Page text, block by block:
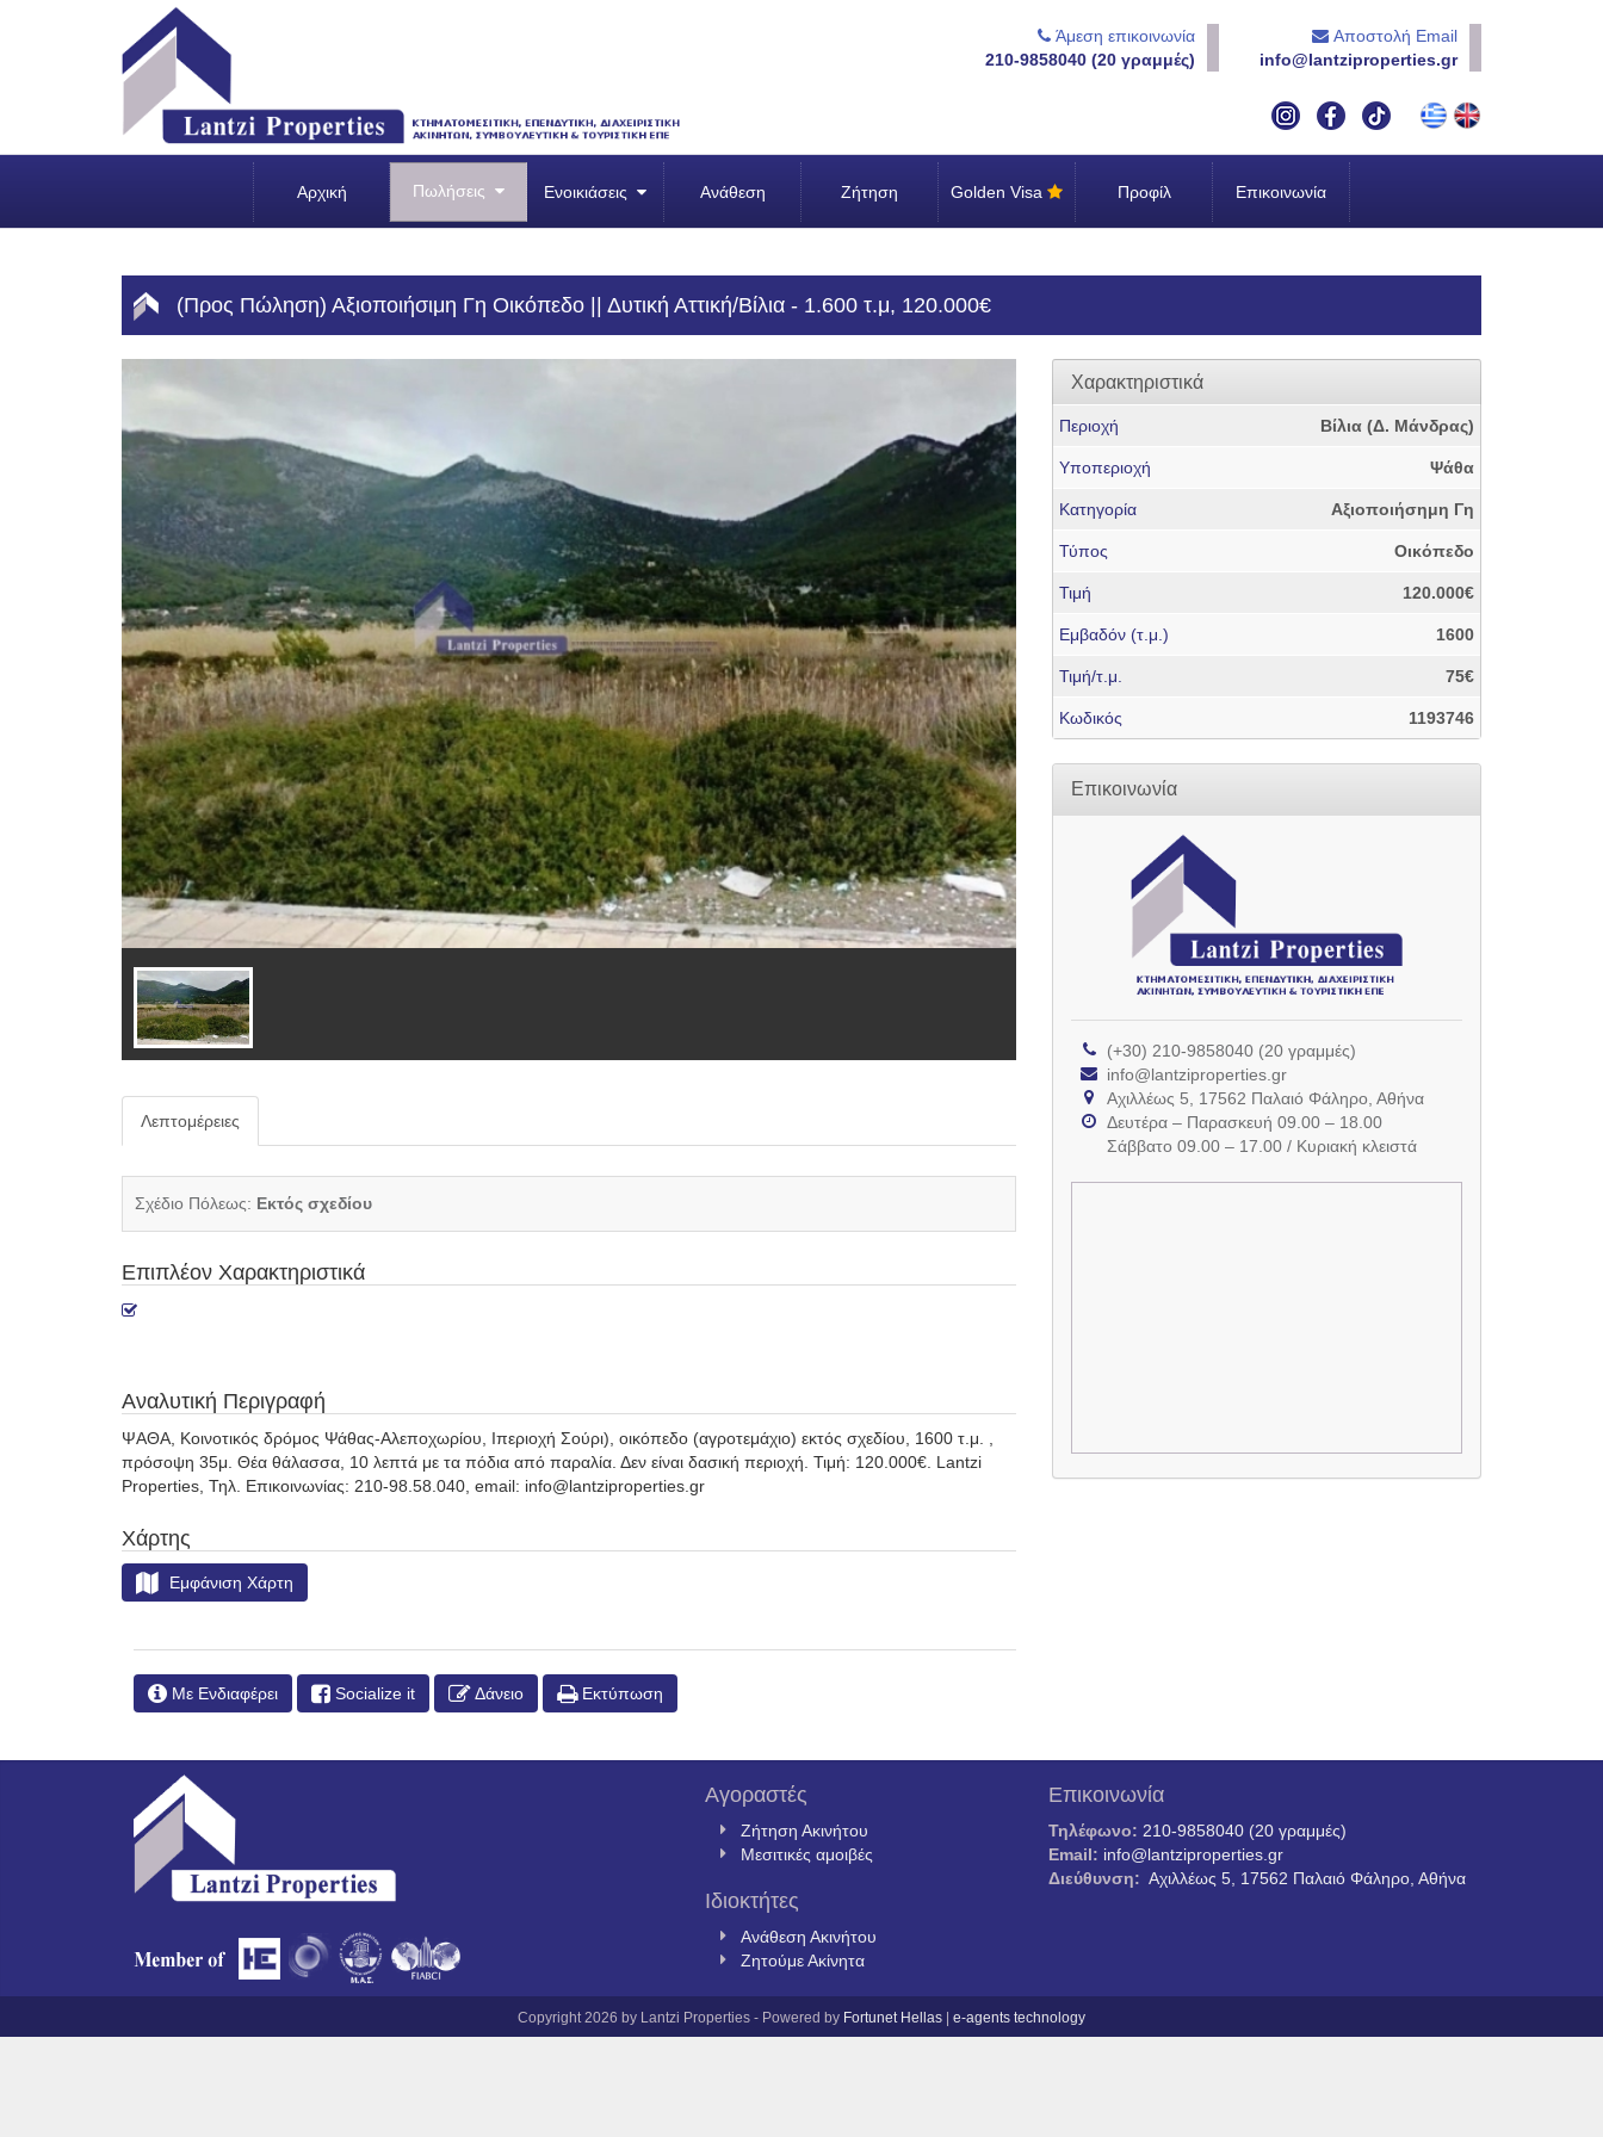
Άμεση επικοινωνία
210-9858040 (20 γραμμές)
Αποστολή Email
info@lantziproperties.gr
Αρχική Πωλήσεις Ενοικιάσεις Ανάθεση Ζήτηση Golden Visa Προφίλ Επικοινωνία
(Προς Πώληση) Αξιοποιήσιμη Γη Οικόπεδο || Δυτική Αττική/Βίλια - 1.600 τ.μ, 120.000€
Λεπτομέρειες
Σχέδιο Πόλεως: Εκτός σχεδίου
Επιπλέον Χαρακτηριστικά
Αναλυτική Περιγραφή
ΨΑΘΑ, Κοινοτικός δρόμος Ψάθας-Αλεποχωρίου, Ιπεριοχή Σούρι), οικόπεδο (αγροτεμάχιο) εκτός σχεδίου, 1600 τ.μ. ,
πρόσοψη 35μ. Θέα θάλασσα, 10 λεπτά με τα πόδια από παραλία. Δεν είναι δασική περιοχή. Τιμή: 120.000€. Lantzi
Properties, Τηλ. Επικοινωνίας: 210-98.58.040, email: info@lantziproperties.gr
Χάρτης
Εμφάνιση Χάρτη
Με Ενδιαφέρει Socialize it Δάνειο Εκτύπωση
Χαρακτηριστικά
Περιοχή Βίλια (Δ. Μάνδρας)
Υποπεριοχή Ψάθα
Κατηγορία Αξιοποιήσημη Γη
Τύπος Οικόπεδο
Τιμή 120.000€
Εμβαδόν (τ.μ.) 1600
Τιμή/τ.μ. 75€
Κωδικός 1193746
Επικοινωνία
(+30) 210-9858040 (20 γραμμές)
info@lantziproperties.gr
Αχιλλέως 5, 17562 Παλαιό Φάληρο, Αθήνα
Δευτέρα – Παρασκευή 09.00 – 18.00
Σάββατο 09.00 – 17.00 / Κυριακή κλειστά
Αγοραστές
Ζήτηση Ακινήτου
Μεσιτικές αμοιβές
Ιδιοκτήτες
Ανάθεση Ακινήτου
Ζητούμε Ακίνητα
Επικοινωνία
Τηλέφωνο: 210-9858040 (20 γραμμές)
Email: info@lantziproperties.gr
Διεύθυνση: Αχιλλέως 5, 17562 Παλαιό Φάληρο, Αθήνα
Copyright 2026 by Lantzi Properties - Powered by Fortunet Hellas e-agents technology